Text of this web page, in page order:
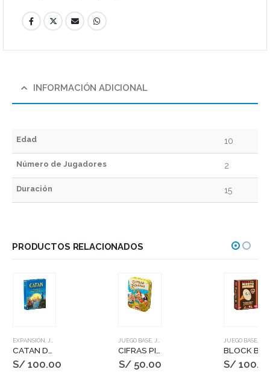
INFORMACIÓN ADICIONAL
Edad 10
Número de Jugadores 2
Duración 15
PRODUCTOS RELACIONADOS
EXPANSIÓN JUEGOS DE MESA
S/100.00
JUEGO BASE, JUEGOS DE MESA
S/50.00
JUEGO BASE,
S/